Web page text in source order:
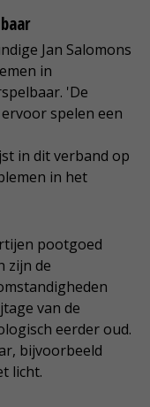
Jan Salomons
in
'De
spelen een
in dit verband op
in het
pootgoed
zijn de
van de
eerder oud.
bijvoorbeeld
licht.